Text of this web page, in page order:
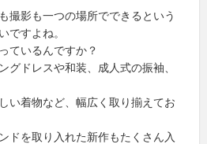
撮影も一つの場所でできるという
ですよね。
るんですか？
ドレスや和装、成人式の振袖、
物など、幅広く取り揃えてお
取り入れた新作もたくさん入